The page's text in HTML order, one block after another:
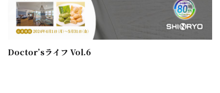
Doctor’sライフ Vol.6